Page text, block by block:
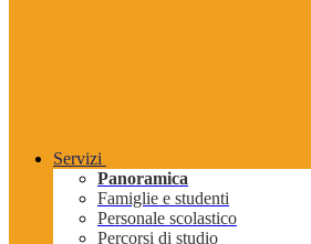
Servizi
Panoramica
Famiglie e studenti
Personale scolastico
Percorsi di studio